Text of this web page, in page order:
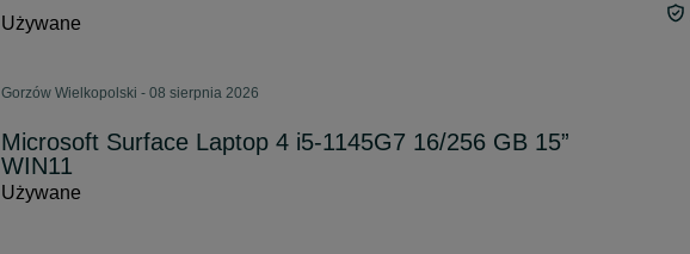
Używane
Gorzów Wielkopolski - 08 sierpnia 2026
Microsoft Surface Laptop 4 i5-1145G7 16/256 GB 15”
WIN11
Używane